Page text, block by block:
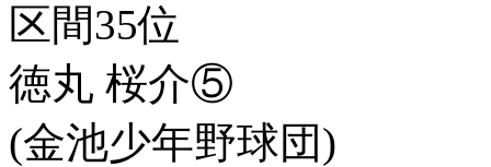
区間35位
徳丸 桜介⑤
(金池少年野球団)